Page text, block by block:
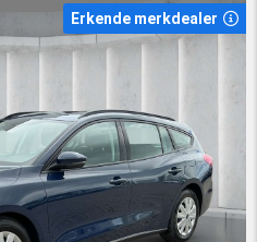
Erkende merkdealer